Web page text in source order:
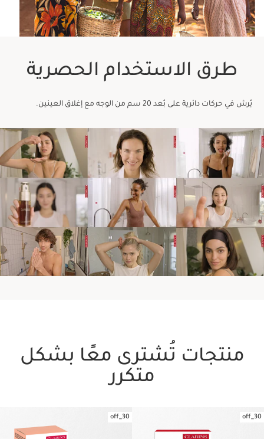
طرق الاستخدام الحصرية
يُرش في حركات دائرية على بُعد 20 سم من الوجه مع إغلاق العينين.
منتجات تُشترى معًا بشكل
متكرر
30_off
30_off